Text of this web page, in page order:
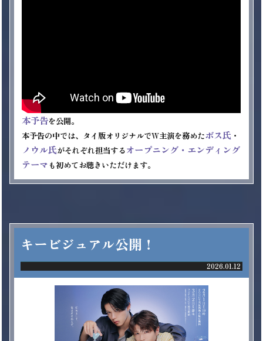
本予告を公開。
本予告の中では、タイ版オリジナルでW主演を務めたボス氏 ・
ノウル氏がそれぞれ担当するオープニング・エンディング
テーマ も初めてお聴きいただけます。
キービジュアル公開！
2026.01.12